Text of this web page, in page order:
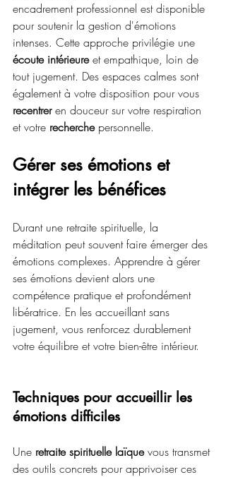
encadrement professionnel est disponible
pour soutenir la gestion d'émotions
intenses. Cette approche privilégie une
écoute intérieure et empathique, loin de
tout jugement. Des espaces calmes sont
également à votre disposition pour vous
recentrer en douceur sur votre respiration
et votre recherche personnelle.
Gérer ses émotions et
intégrer les bénéfices
Durant une retraite spirituelle, la
méditation peut souvent faire émerger des
émotions complexes. Apprendre à gérer
ses émotions devient alors une
compétence pratique et profondément
libératrice. En les accueillant sans
jugement, vous renforcez durablement
votre équilibre et votre bien-être intérieur.
Techniques pour accueillir les
émotions difficiles
Une retraite spirituelle laïque vous transmet
des outils concrets pour apprivoiser ces